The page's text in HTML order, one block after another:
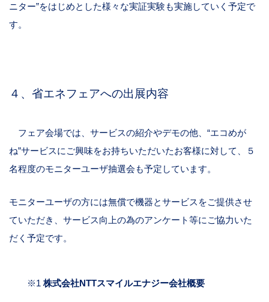
ニター”をはじめとした様々な実証実験も実施していく予定で
す。
４、省エネフェアへの出展内容
フェア会場では、サービスの紹介やデモの他、“エコめが
ね”サービスにご興味をお持ちいただいたお客様に対して、５
名程度のモニターユーザ抽選会も予定しています。
モニターユーザの方には無償で機器とサービスをご提供させ
ていただき、サービス向上の為のアンケート等にご協力いた
だく予定です。
※1 株式会社NTTスマイルエナジー会社概要